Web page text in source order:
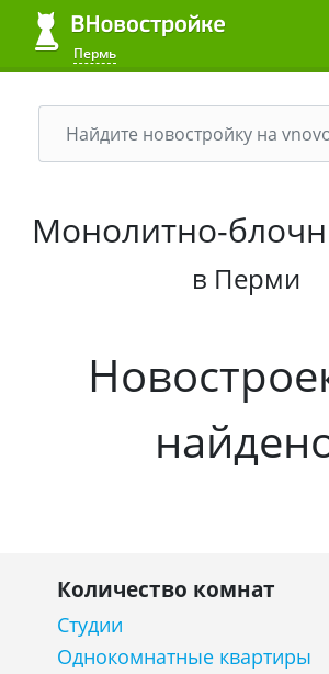
Пермь
Монолитно-
в Перми
Количество комнат
Студии
Однокомнатные квартиры